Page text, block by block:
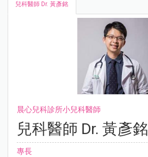
兒科醫師 Dr. 黃彥銘
晨心兒科診所小兒科醫師
兒科醫師 Dr. 黃彥銘
專長